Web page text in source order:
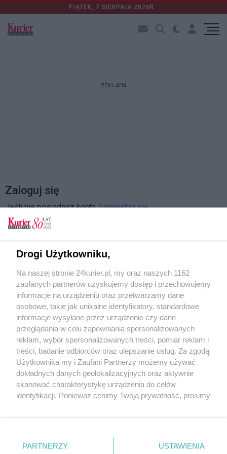
PIĄTEK, 7 SIERPNIA 2026R.
REKLAMA
Zaloguj się
Jeśli nie posiadasz kontaZarejestruj się
Zapamiętać?
Zaloguj
Zapomniałem hasła
Copyright © 2022 Kurier Szczeciński sp. z o.o.
Drogi Użytkowniku,
Na naszej stronie 24kurier.pl, my oraz naszych 1162
zaufanych partnerów uzyskujemy dostęp i przechowujemy
informacje na urządzeniu oraz przetwarzamy dane
osobowe, takie jak unikalne identyfikatory, standardowe
informacje wysyłane przez urządzenie czy dane
przeglądania w celu zapewniania spersonalizowanych
reklam, wybór spersonalizowanych treści, pomiar reklam i
treści, badanie odbiorców oraz ulepszanie usług. Za zgodą
Użytkownika my i Zaufani Partnerzy możemy używać
dokładnych danych geolokalizacyjnych oraz aktywnie
skanować charakterystykę urządzenia do celów
identyfikacji. Ponieważ cenimy Twoją prywatność, prosimy
prywatności znajdujący się w lewym dolnym rogu strony
. Niektóre rodzaje przetwarzania danych nie wymagają
PARTNERZY USTAWIENIA